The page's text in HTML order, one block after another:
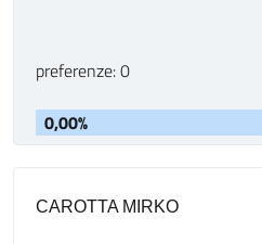
preferenze: 0
0,00%
CAROTTA MIRKO